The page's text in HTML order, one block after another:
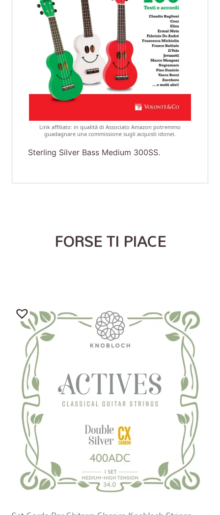
Link affiliato: in qualità di Associato Amazon potremmo
guadagnare una commissione sugli acquisti idonei.
Sterling Silver Bass Medium 300SS.
FORSE TI PIACE